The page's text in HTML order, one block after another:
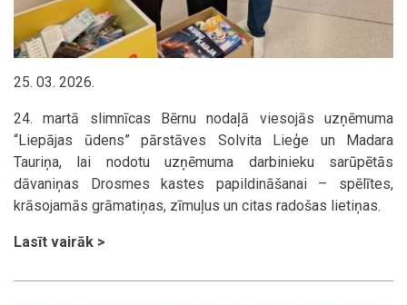
25. 03. 2026.
24. martā slimnīcas Bērnu nodaļā viesojās uzņēmuma
“Liepājas ūdens” pārstāves Solvita Lieģe un Madara
Tauriņa, lai nodotu uzņēmuma darbinieku sarūpētās
dāvaniņas Drosmes kastes papildināšanai – spēlītes,
krāsojamās grāmatiņas, zīmuļus un citas radošas lietiņas.
Lasīt vairāk >